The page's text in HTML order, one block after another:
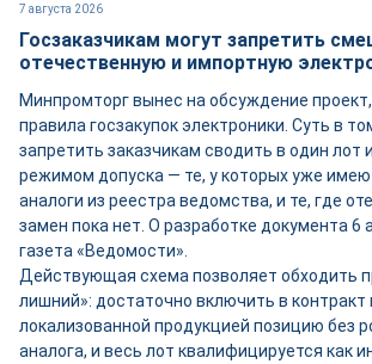
7 августа 2026
Госзаказчикам могут запретить
отечественную и импортную
Минпромторг вынес на обсуждение
правила госзакупок электроники. Суть в
запретить заказчикам сводить в один лот
режимом допуска — те, у которых уже
аналоги из реестра ведомства, и те, где
замен пока нет. О разработке документа 6
газета «Ведомости».
Действующая схема позволяет обходить
лишний»: достаточно включить в контракт
локализованной продукцией позицию без
аналога, и весь лот квалифицируется как